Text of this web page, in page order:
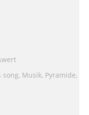
song, Musik, Pyramide,